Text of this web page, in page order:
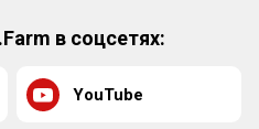
в соцсетях:
YouTube